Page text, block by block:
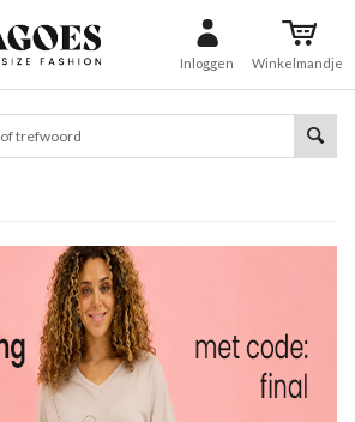
Inloggen Winkelmandje